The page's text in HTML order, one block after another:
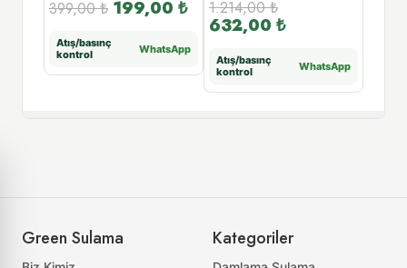
399,00₺ 199,00 ₺
Atış/basınç
kontrol
WhatsApp
1.214,00₺
632,00 ₺
Atış/basınç
kontrol
WhatsApp
Green Sulama Kategoriler